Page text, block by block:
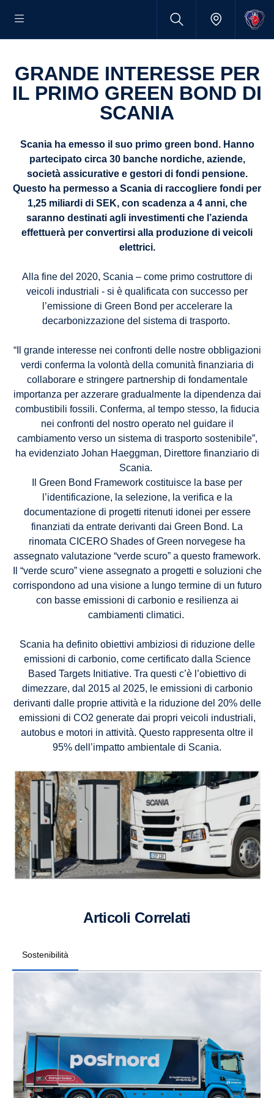
GRANDE INTERESSE PER
IL PRIMO GREEN BOND DI
SCANIA
Scania ha emesso il suo primo green bond. Hanno
partecipato circa 30 banche nordiche, aziende,
società assicurative e gestori di fondi pensione.
Questo ha permesso a Scania di raccogliere fondi per
1,25 miliardi di SEK, con scadenza a 4 anni, che
saranno destinati agli investimenti che l’azienda
effettuerà per convertirsi alla produzione di veicoli
elettrici.
Alla fine del 2020, Scania – come primo costruttore di
veicoli industriali - si è qualificata con successo per
l’emissione di Green Bond per accelerare la
decarbonizzazione del sistema di trasporto.
“Il grande interesse nei confronti delle nostre obbligazioni
verdi conferma la volontà della comunità finanziaria di
collaborare e stringere partnership di fondamentale
importanza per azzerare gradualmente la dipendenza dai
combustibili fossili. Conferma, al tempo stesso, la fiducia
nei confronti del nostro operato nel guidare il
cambiamento verso un sistema di trasporto sostenibile”,
ha evidenziato Johan Haeggman, Direttore finanziario di
Scania.
Il Green Bond Framework costituisce la base per
l’identificazione, la selezione, la verifica e la
documentazione di progetti ritenuti idonei per essere
finanziati da entrate derivanti dai Green Bond. La
rinomata CICERO Shades of Green norvegese ha
assegnato valutazione “verde scuro” a questo framework.
Il “verde scuro” viene assegnato a progetti e soluzioni che
corrispondono ad una visione a lungo termine di un futuro
con basse emissioni di carbonio e resilienza ai
cambiamenti climatici.
Scania ha definito obiettivi ambiziosi di riduzione delle
emissioni di carbonio, come certificato dalla Science
Based Targets Initiative. Tra questi c’è l’obiettivo di
dimezzare, dal 2015 al 2025, le emissioni di carbonio
derivanti dalle proprie attività e la riduzione del 20% delle
emissioni di CO2 generate dai propri veicoli industriali,
autobus e motori in attività. Questo rappresenta oltre il
95% dell’impatto ambientale di Scania.
Articoli Correlati
Sostenibilità